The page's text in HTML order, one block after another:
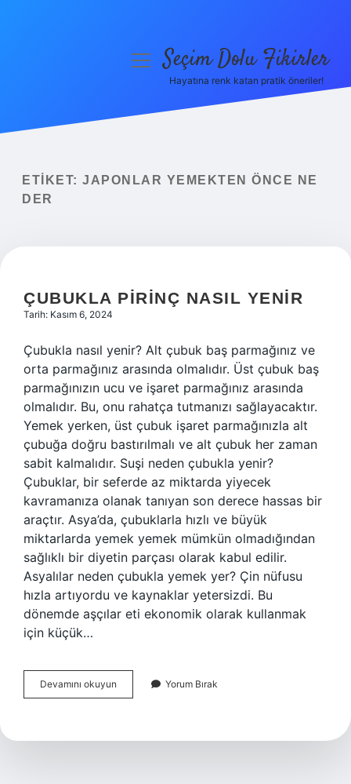
Yasal Uyarı
menüyüSeçim Dolu Fikirler
Hayatına renk katan pratik öneriler!
ETIKET: JAPONLAR YEMEKTEN ÖNCE NE
DER
ÇUBUKLA PIRINÇ NASIL YENIR
Tarih: Kasım 6, 2024
Çubukla nasıl yenir? Alt çubuk baş parmağınız ve
orta parmağınız arasında olmalıdır. Üst çubuk baş
parmağınızın ucu ve işaret parmağınız arasında
olmalıdır. Bu, onu rahatça tutmanızı sağlayacaktır.
Yemek yerken, üst çubuk işaret parmağınızla alt
çubuğa doğru bastırılmalı ve alt çubuk her zaman
sabit kalmalıdır. Suşi neden çubukla yenir?
Çubuklar, bir seferde az miktarda yiyecek
kavramanıza olanak tanıyan son derece hassas bir
araçtır. Asya’da, çubuklarla hızlı ve büyük
miktarlarda yemek yemek mümkün olmadığından
sağlıklı bir diyetin parçası olarak kabul edilir.
Asyalılar neden çubukla yemek yer? Çin nüfusu
hızla artıyordu ve kaynaklar yetersizdi. Bu
dönemde aşçılar eti ekonomik olarak kullanmak
için küçük…
Devamını okuyun Çubukla
Pirinç
Yorum Bırak